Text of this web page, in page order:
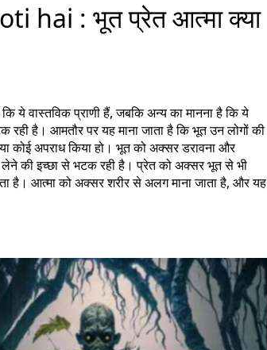
: भूत प्रेत आत्मा क्या
ये वास्तविक प्राणी हैं, जबकि अन्य का मानना है कि ये
रही है। आमतौर पर यह माना जाता है कि भूत उन लोगों की
कोई अपराध किया हो। भूत को अक्सर डरावना और
लेने की इच्छा से भटक रही है। प्रेत को अक्सर भूत से भी
है। आत्मा को अक्सर शरीर से अलग माना जाता है, और यह